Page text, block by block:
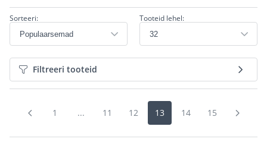
Sorteeri: Tooteid lehel:
Filtreeri tooteid
1 ... 11 12 13 14 15